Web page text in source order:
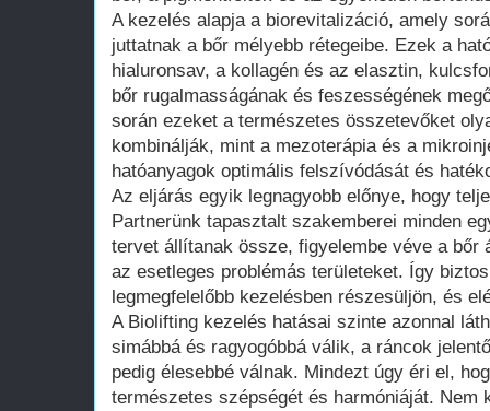
A kezelés alapja a biorevitalizáció, amely
juttatnak a bőr mélyebb rétegeibe. Ezek a
hialuronsav, a kollagén és az elasztin,
bőr rugalmasságának és feszességének
során ezeket a természetes összetevőket
kombinálják, mint a mezoterápia és a
hatóanyagok optimális felszívódását és
Az eljárás egyik legnagyobb előnye, hogy
Partnerünk tapasztalt szakemberei minden
tervet állítanak össze, figyelembe véve a bőr
az esetleges problémás területeket. Így
legmegfelelőbb kezelésben részesüljön, és
A Biolifting kezelés hatásai szinte azonnal
simábbá és ragyogóbbá válik, a ráncok
pedig élesebbé válnak. Mindezt úgy éri el,
természetes szépségét és harmóniáját. Nem